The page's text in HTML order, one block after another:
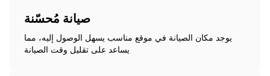
صيانة مُحسّنة
يوجد مكان الصيانة في موقع مناسب يسهل الوصول إليه، مما
يساعد على تقليل وقت الصيانة